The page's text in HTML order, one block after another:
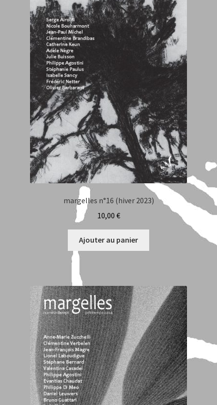
margelles n°16 (hiver 2023)
10,00 €
Ajouter au panier